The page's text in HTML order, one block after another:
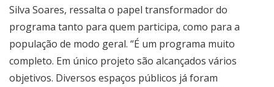
Silva Soares, ressalta o papel transformador do
programa tanto para quem participa, como para a
população de modo geral. “É um programa muito
completo. Em único projeto são alcançados vários
objetivos. Diversos espaços públicos já foram